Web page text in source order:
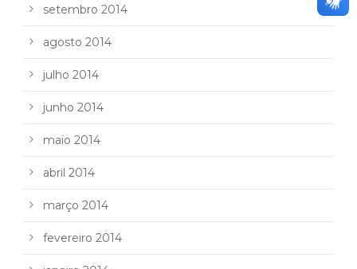
setembro 2014
agosto 2014
julho 2014
junho 2014
maio 2014
abril 2014
março 2014
fevereiro 2014